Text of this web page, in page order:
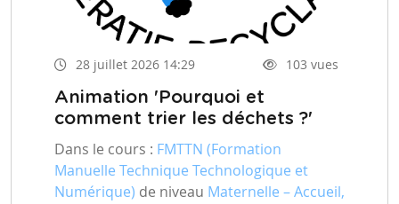
28 juillet 2026 14:29 103 vues
Animation 'Pourquoi et
comment trier les déchets ?'
Dans le cours : FMTTN (Formation
Manuelle Technique Technologique et
Numérique) de niveau Maternelle – Accueil,